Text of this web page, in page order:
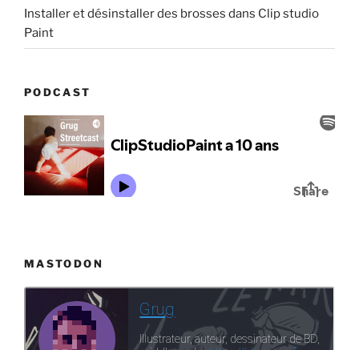
Installer et désinstaller des brosses dans Clip studio
Paint
PODCAST
MASTODON